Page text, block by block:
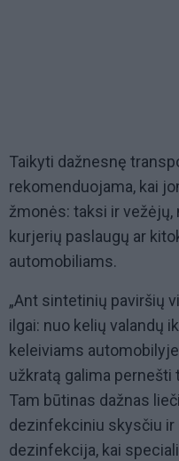
Taikyti dažnesnę
rekomenduojama, kai
žmonės: taksi ir
kurjerių paslaugų ar
automobiliams.
„Ant sintetinių paviršių
ilgai: nuo kelių valandų
keleiviams
užkratą galima pernešti
Tam būtinas dažnas
dezinfekciniu skysčiu ir
dezinfekcija, kai